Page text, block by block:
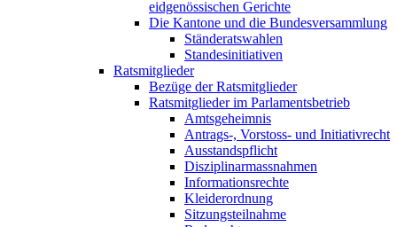
eidgenössischen Gerichte
Die Kantone und die Bundesversammlung
Ständeratswahlen
Standesinitiativen
Ratsmitglieder
Bezüge der Ratsmitglieder
Ratsmitglieder im Parlamentsbetrieb
Amtsgeheimnis
Antrags-, Vorstoss- und Initiativrecht
Ausstandspflicht
Disziplinarmassnahmen
Informationsrechte
Kleiderordnung
Sitzungsteilnahme